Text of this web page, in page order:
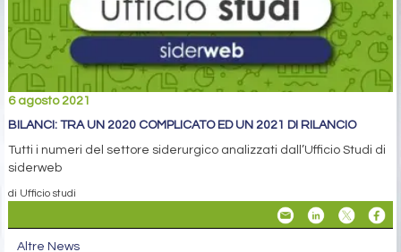
6 agosto 2021
BILANCI: TRA UN 2020 COMPLICATO ED UN 2021 DI RILANCIO
Tutti i numeri del settore siderurgico analizzati dall’Ufficio Studi di
siderweb
di Ufficio studi
Altre News